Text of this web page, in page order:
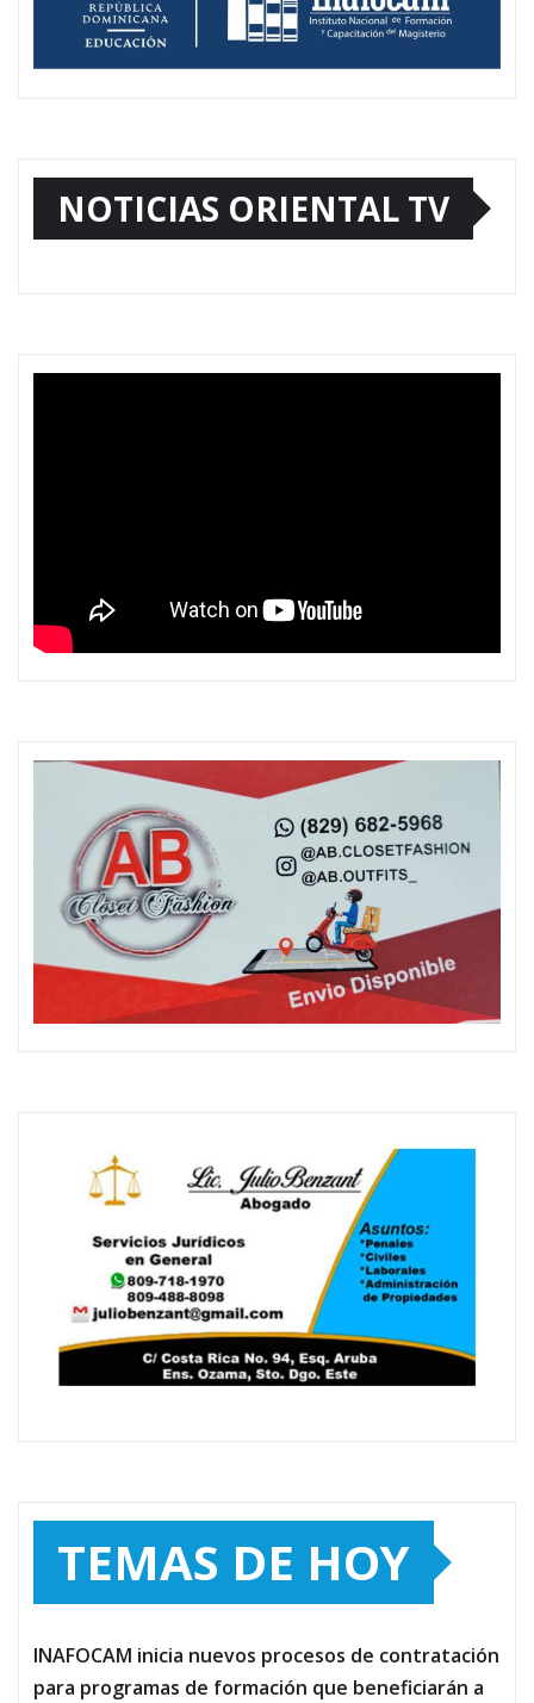
NOTICIAS ORIENTAL TV
TEMAS DE HOY
INAFOCAM inicia nuevos procesos de contratación
para programas de formación que beneficiarán a